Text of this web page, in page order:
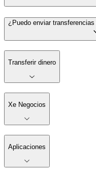
¿Puedo enviar
Transferir dinero
Xe Negocios
Aplicaciones